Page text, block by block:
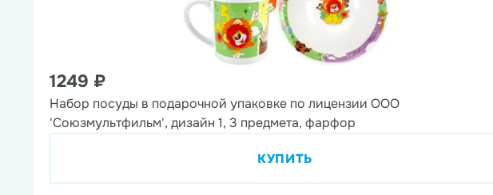
1249 ₽
Набор посуды в подарочной упаковке по лицензии ООО
'Союзмультфильм', дизайн 1, 3 предмета, фарфор
КУПИТЬ